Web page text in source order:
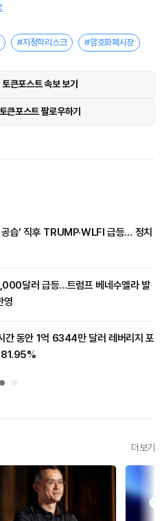
#지정학리스크 #암호화폐시장
큰포스트 속보 보기
큰포스트 팔로우하기
공습’ 직후 TRUMP·WLFI 급등… 정치
달러 급등…트럼프 베네수엘라 발
영
간 동안 1억 6344만 달러 레버리지 포
81.95%
더보기